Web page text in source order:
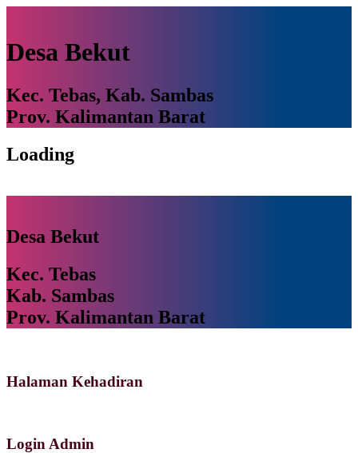
Desa Bekut
Kec. Tebas, Kab. Sambas
Prov. Kalimantan Barat
Loading
Desa Bekut
Kec. Tebas
Kab. Sambas
Prov. Kalimantan Barat
Halaman Kehadiran
Login Admin